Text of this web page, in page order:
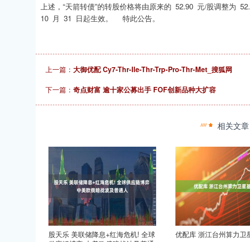
上述，“天箭转债”的转股价格将由原来的 52.90 元/股调整为
10 月 31 日起生效。 特此公告。 陕西中
上一篇： 大御优配 Cy7-Thr-Ile-Thr-Trp-Pro-Thr-Met_搜狐网
下一篇： 奇点财富 逾十家公募出手 FOF创新品种大扩容
相关文章
股天乐 美联储降息+红海危机! 全球
优配库 浙江台州算力卫